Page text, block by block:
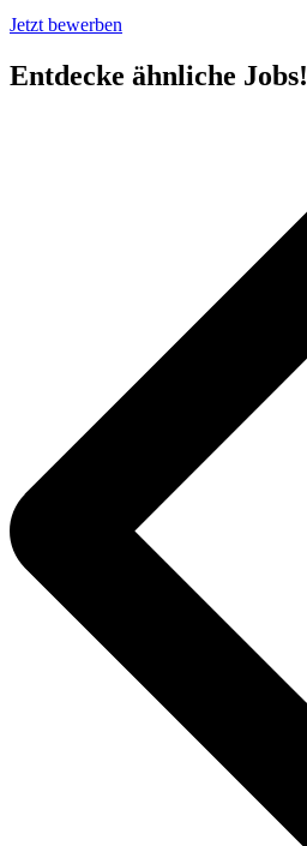
Jetzt bewerben
Entdecke ähnliche Jobs!